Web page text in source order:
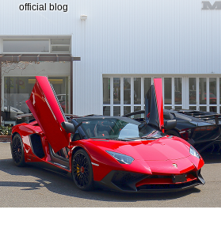
サービス案内
Company info.
会社案内
official blog